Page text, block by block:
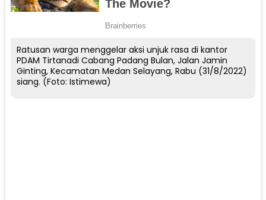
Ratusan warga menggelar aksi unjuk rasa di kantor
PDAM Tirtanadi Cabang Padang Bulan, Jalan Jamin
Ginting, Kecamatan Medan Selayang, Rabu (31/8/2022)
siang. (Foto: Istimewa)